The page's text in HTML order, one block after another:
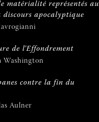
matérialité représentés au
discours apocalyptique
de l’Effondrement
Washington
contre la fin du
Aulner